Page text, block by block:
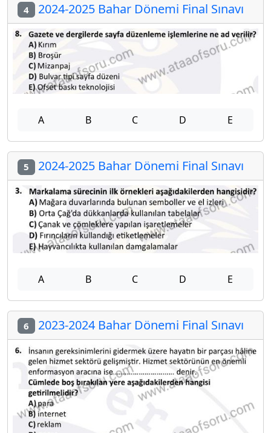
4 2024-2025 Bahar Dönemi Final Sınavı
A B C D E
5 2024-2025 Bahar Dönemi Final Sınavı
A B C D E
6 2023-2024 Bahar Dönemi Final Sınavı